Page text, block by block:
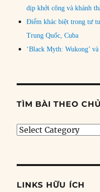
dịp khởi công và khánh
Điểm khác biệt trong tư
Trung Quốc, Cuba
‘Black Myth: Wukong’
TÌM BÀI THEO
Tìm
đề
LINKS HỮU ÍCH